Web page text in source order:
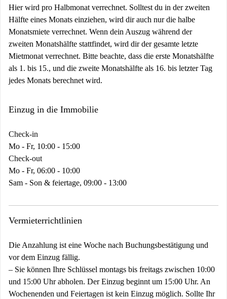
Hier wird pro Halbmonat verrechnet. Solltest du in der zweiten
Hälfte eines Monats einziehen, wird dir auch nur die halbe
Monatsmiete verrechnet. Wenn dein Auszug während der
zweiten Monatshälfte stattfindet, wird dir der gesamte letzte
Mietmonat verrechnet. Bitte beachte, dass die erste Monatshälfte
als 1. bis 15., und die zweite Monatshälfte als 16. bis letzter Tag
jedes Monats berechnet wird.
Einzug in die Immobilie
Check-in
Mo - Fr, 10:00 - 15:00
Check-out
Mo - Fr, 06:00 - 10:00
Sam - Son & feiertage, 09:00 - 13:00
Vermieterrichtlinien
Die Anzahlung ist eine Woche nach Buchungsbestätigung und
vor dem Einzug fällig.
– Sie können Ihre Schlüssel montags bis freitags zwischen 10:00
und 15:00 Uhr abholen. Der Einzug beginnt um 15:00 Uhr. An
Wochenenden und Feiertagen ist kein Einzug möglich. Sollte Ihr